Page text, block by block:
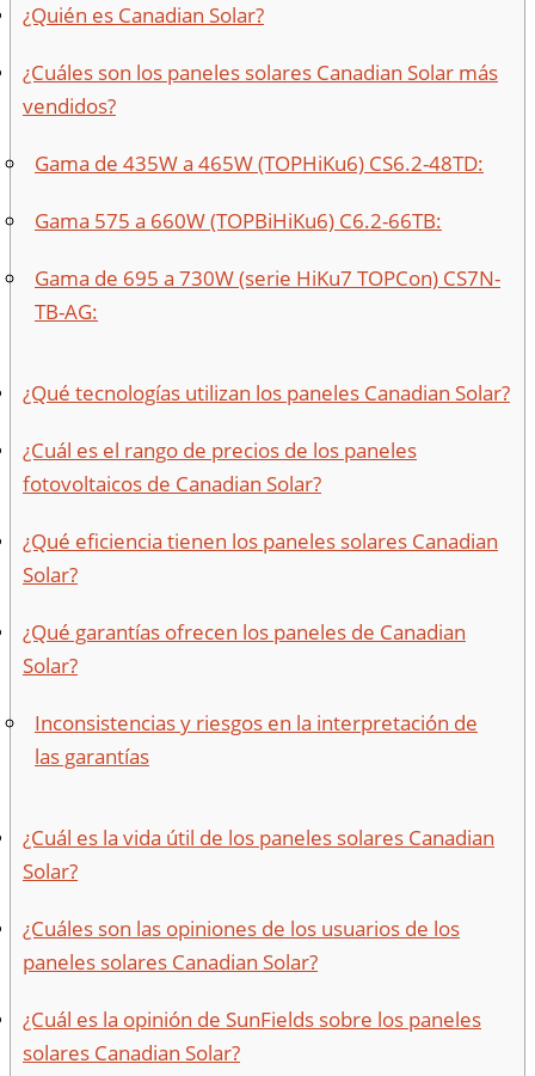
¿Quién es Canadian Solar?
¿Cuáles son los paneles solares Canadian Solar más
vendidos?
Gama de 435W a 465W (TOPHiKu6) CS6.2-48TD:
Gama 575 a 660W (TOPBiHiKu6) C6.2-66TB:
Gama de 695 a 730W (serie HiKu7 TOPCon) CS7N-
TB-AG:
¿Qué tecnologías utilizan los paneles Canadian Solar?
¿Cuál es el rango de precios de los paneles
fotovoltaicos de Canadian Solar?
¿Qué eficiencia tienen los paneles solares Canadian
Solar?
¿Qué garantías ofrecen los paneles de Canadian
Solar?
Inconsistencias y riesgos en la interpretación de
las garantías
¿Cuál es la vida útil de los paneles solares Canadian
Solar?
¿Cuáles son las opiniones de los usuarios de los
paneles solares Canadian Solar?
¿Cuál es la opinión de SunFields sobre los paneles
solares Canadian Solar?